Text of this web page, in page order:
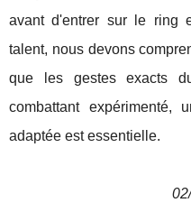
avant d'entrer sur le ring
talent, nous devons
que les gestes exacts
combattant expérimenté,
adaptée est essentielle.